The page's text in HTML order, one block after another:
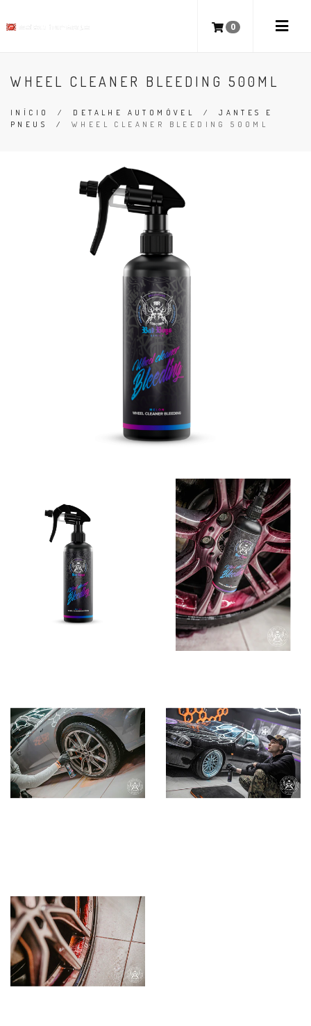
0
WHEEL CLEANER BLEEDING 500ML
INÍCIO / DETALHE AUTOMÓVEL /JANTES E
PNEUS
/ WHEEL CLEANER BLEEDING 500ML